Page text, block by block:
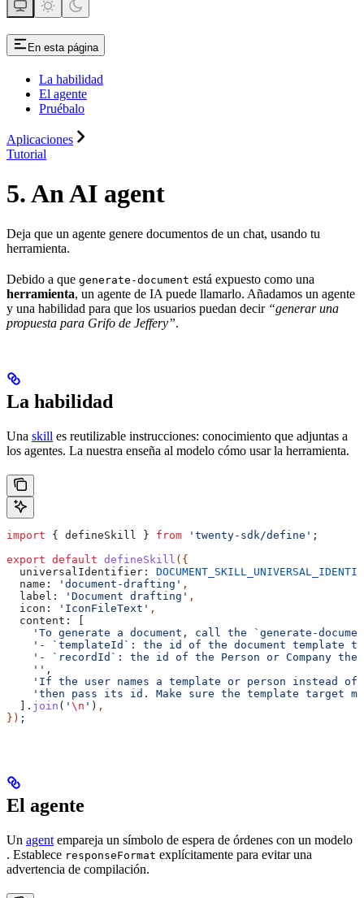
En esta página
La habilidad
El agente
Pruébalo
Aplicaciones
Tutorial
5. An AI agent
Deja que un agente genere documentos de un chat, usando tu
herramienta.
Debido a que generate-document está expuesto como una
herramienta, un agente de IA puede llamarlo. Añadamos un agente
y una habilidad para que los usuarios puedan decir “generar una
propuesta para Grifo de Jeffery”.
La habilidad
Una skill es reutilizable instrucciones: conocimiento que adjuntas a
los agentes. La nuestra enseña al modelo cómo usar la herramienta.
import { defineSkill } from 'twenty-sdk/define' ;
export default defineSkill ({
  universalIdentifier:
  name:
'document-drafting' ,
  label:
'Document drafting' ,
  icon:
'IconFileText' ,
  content:
[
'To generate a document, call the `generate-
'- `templateId`: the id of the document template
'- `recordId`: the id of the Person or Company the
    ''
,
'If the user names a template or person instead
'then pass its id. Make sure the template target
  ].
join ( ' \n ' ) ,
}) ;
El agente
Un agent empareja un símbolo de espera de órdenes con un modelo
. Establece responseFormat explícitamente para evitar una
advertencia de compilación.